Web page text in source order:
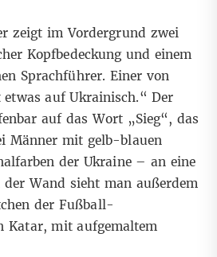
zeigt im Vordergrund zwei
Kopfbedeckung und einem
Sprachführer. Einer von
auf Ukrainisch.“ Der
auf das Wort „Sieg“, das
Männer mit gelb-blauen
der Ukraine – an eine
der Wand sieht man außerdem
der Fußball-
Katar, mit aufgemaltem